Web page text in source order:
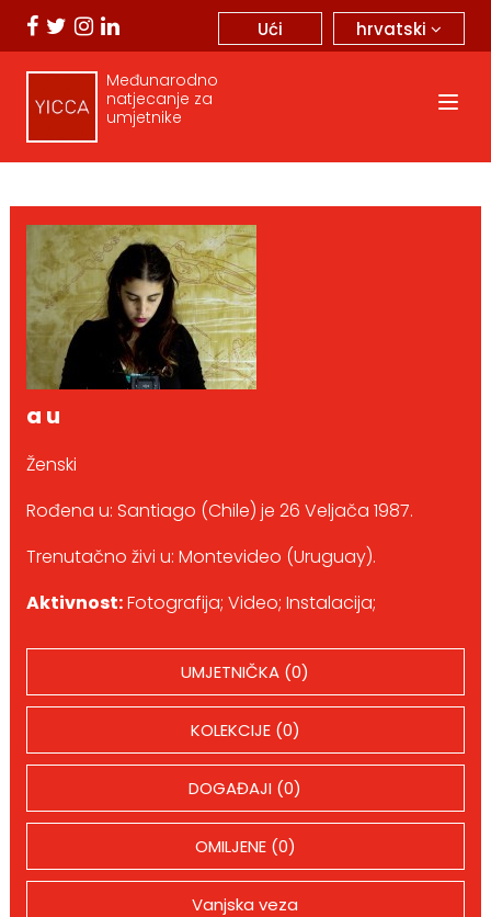
hrvatski
Ući
Međunarodno
natjecanje za
umjetnike
a u
Ženski
Rođena u: Santiago (Chile) je 26 Veljača 1987.
Trenutačno živi u: Montevideo (Uruguay).
Aktivnost:Fotografija; Video; Instalacija;
UMJETNIČKA (0)
KOLEKCIJE (0)
DOGAĐAJI (0)
OMILJENE (0)
Vanjska veza